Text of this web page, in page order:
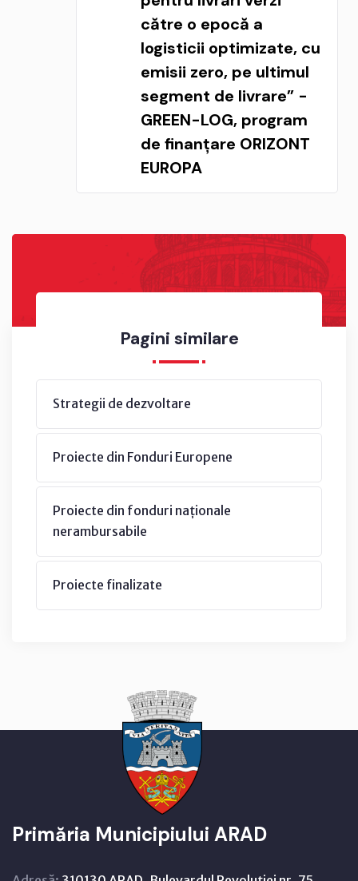
Pagini similare
Strategii de dezvoltare
Proiecte din Fonduri Europene
Proiecte din fonduri naționale
nerambursabile
Proiecte finalizate
către o epocă a
logisticii optimizate, cu
emisii zero, pe ultimul
segment de livrare” -
GREEN-LOG, program
de finanțare ORIZONT
EUROPA
Primăria Municipiului ARAD